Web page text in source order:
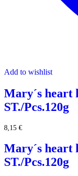
Add to wishlist
Mary´s heart
ST./Pcs.120g
8,15 €
Mary´s heart
ST./Pcs.120g